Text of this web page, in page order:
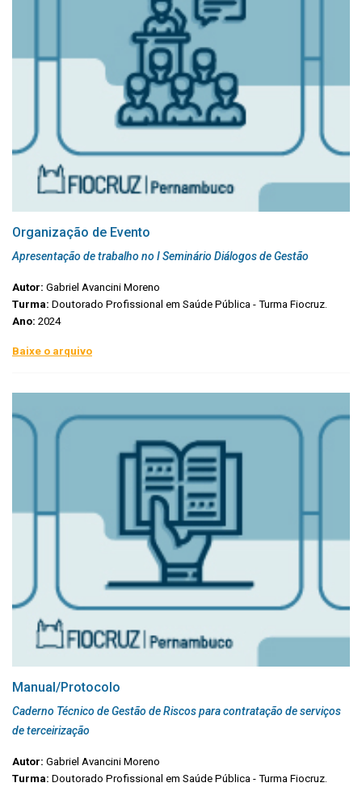
Organização de Evento
Apresentação de trabalho no I Seminário Diálogos de Gestão
Autor: Gabriel Avancini Moreno
Turma: Doutorado Profissional em Saúde Pública - Turma Fiocruz.
Ano: 2024
Baixe o arquivo
Manual/Protocolo
Caderno Técnico de Gestão de Riscos para contratação de serviços
de terceirização
Autor: Gabriel Avancini Moreno
Turma: Doutorado Profissional em Saúde Pública - Turma Fiocruz.